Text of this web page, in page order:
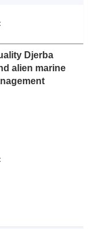
Djerba
alien marine